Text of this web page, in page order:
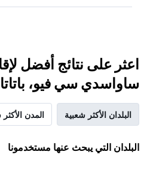
اعثر على نتائج أفضل
ساواسدي سي فيو، باتاتا
البلدان الأكثر شعبية المدن
البلدان التي يبحث عنها مستخدمونا